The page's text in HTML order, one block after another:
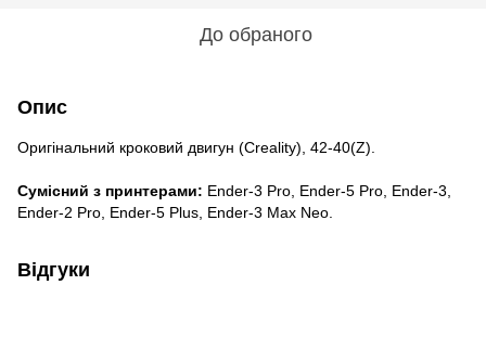
До обраного
Опис
Оригінальний кроковий двигун (Creality), 42-40(Z).
Сумісний з принтерами: Ender-3 Pro, Ender-5 Pro, Ender-3,
Ender-2 Pro, Ender-5 Plus, Ender-3 Max Neo.
Відгуки